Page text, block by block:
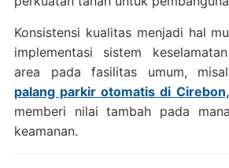
Konsistensi kualitas menjadi hal
implementasi sistem
area pada fasilitas umum,
palang parkir otomatis di
memberi nilai tambah pada
keamanan.